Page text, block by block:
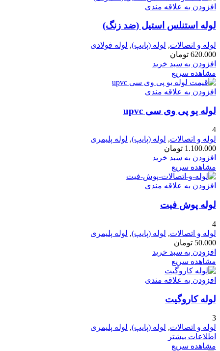
افزودن به علاقه مندی
لوله استنلس استیل (ضد زنگ)
لوله و اتصالات, لوله (پایپ), لوله فولادی
620.000 تومان
افزودن به سبد خرید
مشاهده سریع
افزودن به علاقه مندی
لوله یو پی وی سی upvc
4
لوله و اتصالات, لوله (پایپ), لوله پلیمری
1.100.000 تومان
افزودن به سبد خرید
مشاهده سریع
افزودن به علاقه مندی
لوله پوش فیت
4
لوله و اتصالات, لوله (پایپ), لوله پلیمری
50.000 تومان
افزودن به سبد خرید
مشاهده سریع
افزودن به علاقه مندی
لوله کاروگیت
3
لوله و اتصالات, لوله (پایپ), لوله پلیمری
اطلاعات بیشتر
مشاهده سریع